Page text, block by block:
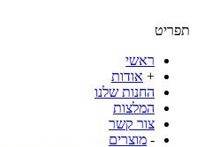
תפריט
ראשי
+ אודות
החנות שלנו
המלצות
צור קשר
- מוצרים